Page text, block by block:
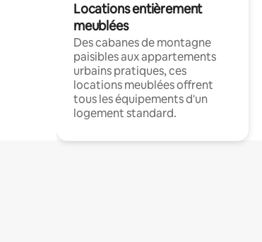
Locations entièrement
meublées
Des cabanes de montagne
paisibles aux appartements
urbains pratiques, ces
locations meublées offrent
tous les équipements d'un
logement standard.